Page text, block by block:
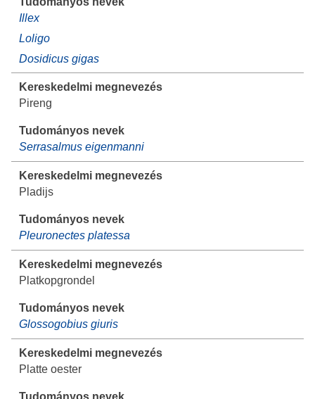
Illex
Loligo
Dosidicus gigas
Pireng
Serrasalmus eigenmanni
Pladijs
Pleuronectes platessa
Platkopgrondel
Glossogobius giuris
Platte oester